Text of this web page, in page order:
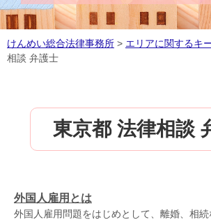
けんめい総合法律事務所 > エリアに関するキ
相談 弁護士
東京都 法律相談
外国人雇用とは
外国人雇用問題をはじめとして、離婚、相